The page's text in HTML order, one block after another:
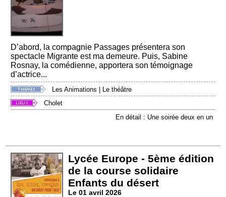
D’abord, la compagnie Passages présentera son
spectacle Migrante est ma demeure. Puis, Sabine
Rosnay, la comédienne, apportera son témoignage
d’actrice...
Les Animations | Le théâtre
Cholet
En détail : Une soirée deux en un
Lycée Europe - 5ème édition
de la course solidaire
Enfants du désert
Le 01 avril 2026